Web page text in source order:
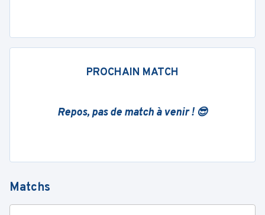
PROCHAIN MATCH
Repos, pas de match à venir ! 😎
Matchs